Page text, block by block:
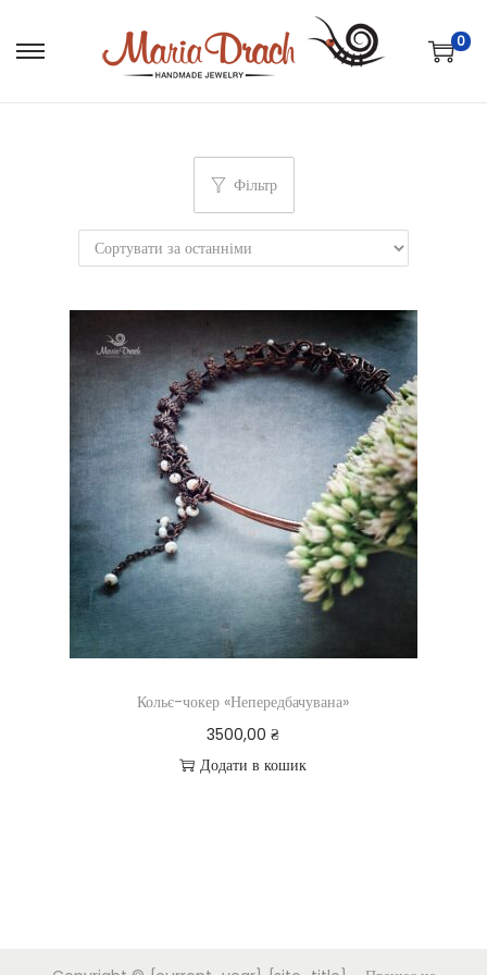
0
Фільтр
Кольє-чокер «Непередбачувана»
3500,00₴
Додати в кошик